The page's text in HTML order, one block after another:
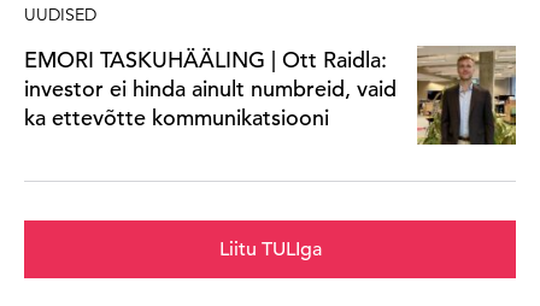
UUDISED
EMORI TASKUHÄÄLING | Ott Raidla:
investor ei hinda ainult numbreid, vaid
ka ettevõtte kommunikatsiooni
Liitu TULIga